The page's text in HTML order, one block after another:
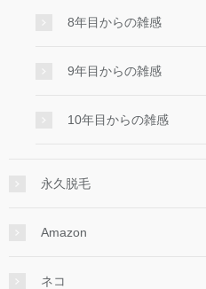
8年目からの雑感
9年目からの雑感
10年目からの雑感
永久脱毛
Amazon
ネコ